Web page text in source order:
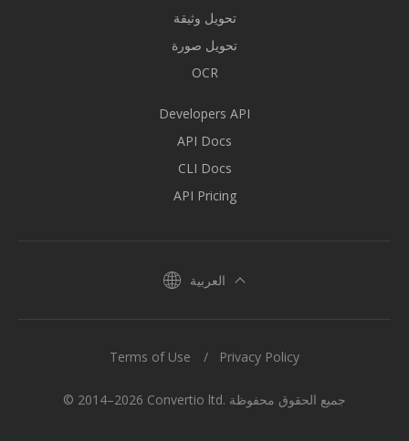
تحويل وثيقة
تحويل صورة
OCR
Developers API
API Docs
CLI Docs
API Pricing
العربية
© 2014–2026 Convertio ltd. جميع الحقوق محفوظة
Terms of Use Privacy Policy